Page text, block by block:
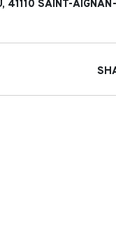
41110 SAINT-